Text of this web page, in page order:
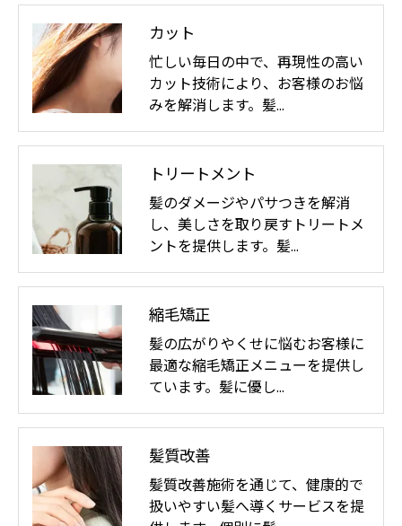
カット
忙しい毎日の中で、再現性の高い
カット技術により、お客様のお悩
みを解消します。髪…
トリートメント
髪のダメージやパサつきを解消
し、美しさを取り戻すトリートメ
ントを提供します。髪…
縮毛矯正
髪の広がりやくせに悩むお客様に
最適な縮毛矯正メニューを提供し
ています。髪に優し…
髪質改善
髪質改善施術を通じて、健康的で
扱いやすい髪へ導くサービスを提